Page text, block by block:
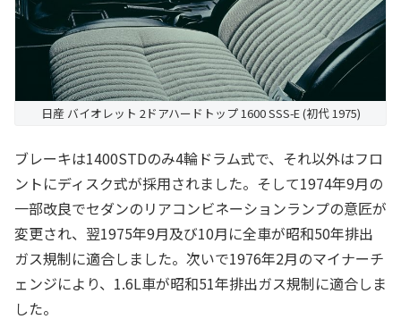
日産 バイオレット 2ドアハードトップ 1600 SSS-E (初代 1975)
ブレーキは1400STDのみ4輪ドラム式で、それ以外はフロ
ントにディスク式が採用されました。そして1974年9月の
一部改良でセダンのリアコンビネーションランプの意匠が
変更され、翌1975年9月及び10月に全車が昭和50年排出
ガス規制に適合しました。次いで1976年2月のマイナーチ
ェンジにより、1.6L車が昭和51年排出ガス規制に適合しま
した。